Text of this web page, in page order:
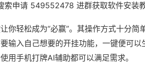
索申请 549552478 进群获取软件安装
你轻松成为“必赢”。其操作方式十分
输入自己想要的开挂功能，一键便可
用手机打牌AI辅助都可以满足需求。